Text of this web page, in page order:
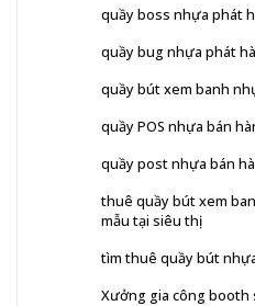
quầy boss nhựa phát
quầy bug nhựa phát
quầy bút xem banh
quầy POS nhựa bán
quầy post nhựa bán
thuê quầy bút xem
mẫu tại siêu thị
tìm thuê quầy bút
Xưởng gia công booth